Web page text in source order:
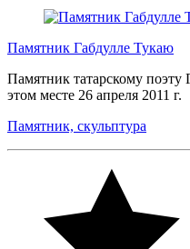
Памятник Габдулле Тукаю
Памятник татарскому
этом месте 26 апреля 2011 г.
Памятник, скульптура